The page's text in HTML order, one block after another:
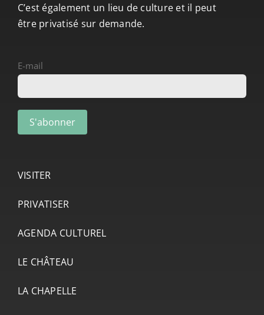
C’est également un lieu de culture et il peut
être privatisé sur demande.
E-mail
VISITER
PRIVATISER
AGENDA CULTUREL
LE CHÂTEAU
LA CHAPELLE